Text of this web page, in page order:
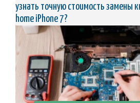
узнать точную стоимость замены
home iPhone 7?